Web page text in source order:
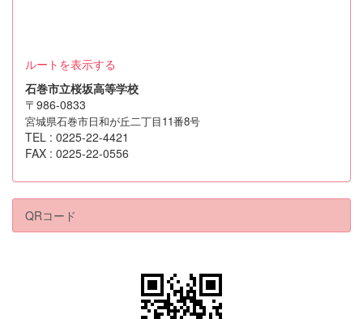
ルートを表示する
石巻市立桜坂高等学校
〒986-0833
宮城県石巻市日和が丘二丁目11番8号
TEL : 0225-22-4421
FAX : 0225-22-0556
QRコード